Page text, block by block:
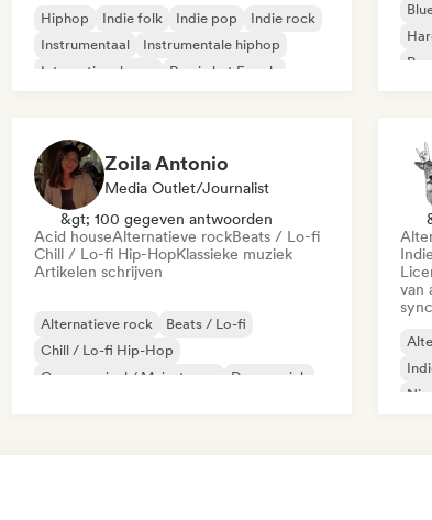
Hiphop Indie folk Indie pop
Indie rock
Instrumentaal
Instrumentale hiphop
Internationale rap
Rap in het Engels
Zoila Antonio
Media Outlet/Journalist
&gt; 100 gegeven antwoorden
Acid houseAlternatieve rockBeats / Lo-fi
Chill / Lo-fi Hip-HopKlassieke muziek
Artikelen schrijven
Alternatieve rock
Beats / Lo-fi
Chill / Lo-fi Hip-Hop
Commercieel / Mainstream
Dansmuziek
van